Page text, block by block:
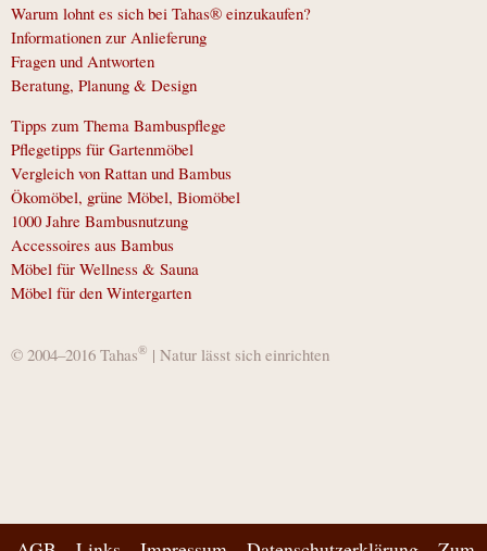
Warum lohnt es sich bei Tahas® einzukaufen?
Informationen zur Anlieferung
Fragen und Antworten
Beratung, Planung & Design
Tipps zum Thema Bambuspflege
Pflegetipps für Gartenmöbel
Vergleich von Rattan und Bambus
Ökomöbel, grüne Möbel, Biomöbel
1000 Jahre Bambusnutzung
Accessoires aus Bambus
Möbel für Wellness & Sauna
Möbel für den Wintergarten
© 2004–2016 Tahas® | Natur lässt sich einrichten